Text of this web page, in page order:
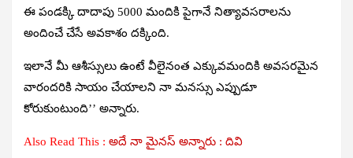
ఈ పండక్కి దాదాపు 5000 మందికి పైగానే నిత్యావసరాలను
అందించే చేసే అవకాశం దక్కింది.
ఇలానే మీ ఆశీస్సులు ఉంటే వీలైనంత ఎక్కువమందికి అవసరమైన
వారందరికి సాయం చేయాలని నా మనస్సు ఎప్పుడూ
కోరుకుంటుంది’’ అన్నారు.
Also Read This : అదే నా మైనస్ అన్నారు : దివి